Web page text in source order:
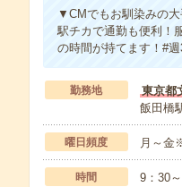
▼CMでもお馴染みの
駅チカで通勤も便利！
の時間が持てます！#
勤務地
東京都
飯田橋
曜日頻度 月～金
時間
9：30